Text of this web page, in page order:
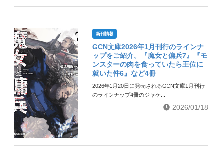
新刊情報
GCN文庫2026年1月刊行のラインナ
ップをご紹介。『魔女と傭兵7』『モ
ンスターの肉を食っていたら王位に
就いた件6』など4冊
2026年1月20日に発売されるGCN文庫1月刊行
のラインナップ4冊のジャケ...
2026/01/18